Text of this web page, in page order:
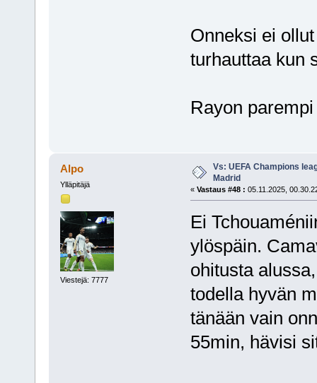
Onneksi ei
turhauttaa kun
Rayon
Alpo
Ylläpitäjä
Viestejä: 7777
Vs: UEFA Champions
Madrid
« Vastaus #48 : 05.11.2025,
Ei
ylöspäin.
ohitusta
todella hyvän
tänään vain
55min, hävisi